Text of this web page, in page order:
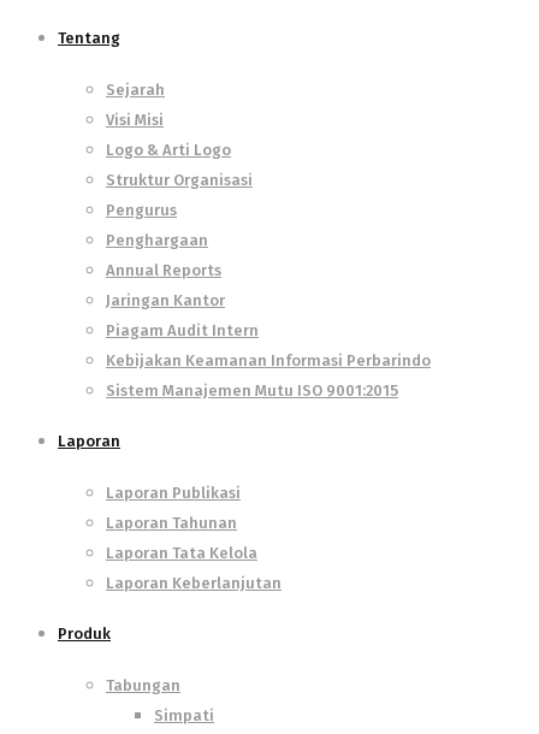
Tentang
Sejarah
Visi Misi
Logo & Arti Logo
Struktur Organisasi
Pengurus
Penghargaan
Annual Reports
Jaringan Kantor
Piagam Audit Intern
Kebijakan Keamanan Informasi Perbarindo
Sistem Manajemen Mutu ISO 9001:2015
Laporan
Laporan Publikasi
Laporan Tahunan
Laporan Tata Kelola
Laporan Keberlanjutan
Produk
Tabungan
Simpati